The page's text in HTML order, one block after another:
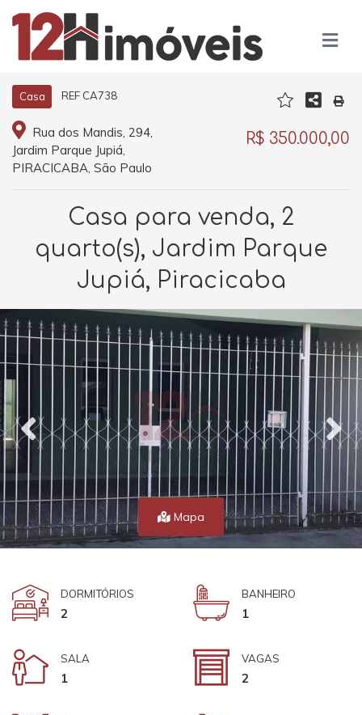
Casa REF CA738
Rua dos Mandis, 294,
Jardim Parque Jupiá,
PIRACICABA, São Paulo
R$ 350.000,00
Casa para venda, 2
quarto(s), Jardim Parque
Jupiá, Piracicaba
Mapa
DORMITÓRIOS
2
BANHEIRO
1
SALA
1
VAGAS
2